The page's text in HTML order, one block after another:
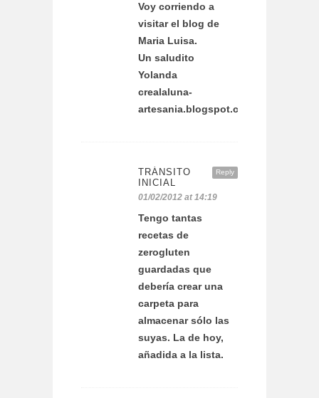
Voy corriendo a
visitar el blog de
Maria Luisa.
Un saludito
Yolanda
crealaluna-
artesania.blogspot.com
Reply
TRÁNSITO
INICIAL
01/02/2012 at 14:19
Tengo tantas
recetas de
zerogluten
guardadas que
debería crear una
carpeta para
almacenar sólo las
suyas. La de hoy,
añadida a la lista.